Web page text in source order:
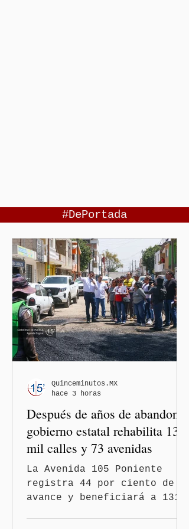
#DePortada
Después de años de abandono,
gobierno estatal rehabilita 13
mil calles y 73 avenidas
La Avenida 105 Poniente
registra 44 por ciento de
avance y beneficiará a 131
Quinceminutos.MX
hace 3 horas